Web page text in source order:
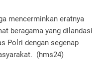
mencerminkan eratnya
beragama yang dilandasi
Polri dengan segenap
(hms24)